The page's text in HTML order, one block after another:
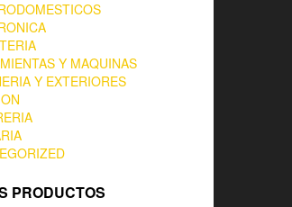
Y MAQUINAS
Y EXTERIORES
PRODUCTOS